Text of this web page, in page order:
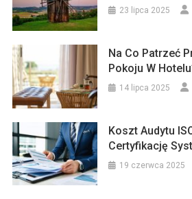
23 lipca 2025
Na Co Patrzeć
Pokoju W
14 lipca 2025
Koszt Audytu
Certyfikację
19 czerwca 2025